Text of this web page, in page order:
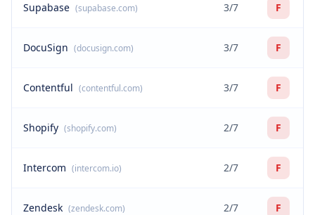
Supabase (supabase.com) 3/7 F
DocuSign (docusign.com) 3/7 F
Contentful (contentful.com) 3/7 F
Shopify (shopify.com) 2/7 F
Intercom (intercom.io) 2/7 F
Zendesk (zendesk.com) 2/7 F